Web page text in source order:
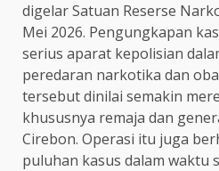
digelar Satuan Reserse
Mei 2026. Pengungkapan
serius aparat kepolisian
peredaran narkotika dan
tersebut dinilai semakin
khususnya remaja dan
Cirebon. Operasi itu juga
puluhan kasus dalam waktu